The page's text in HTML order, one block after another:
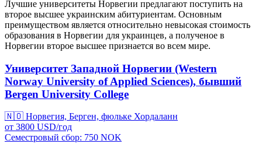
Лучшие университеты Норвегии предлагают поступить на
второе высшее украинским абитуриентам. Основным
преимуществом является относительно невысокая стоимость
образования в Норвегии для украинцев, а полученое в
Норвегии второе высшее признается во всем мире.
Университет Западной Норвегии (Western
Norway University of Applied Sciences), бывший
Bergen University College
🇳🇴 Норвегия, Берген, фюльке Хордаланн
от 3800 USD/год
Семестровый сбор: 750 NOK